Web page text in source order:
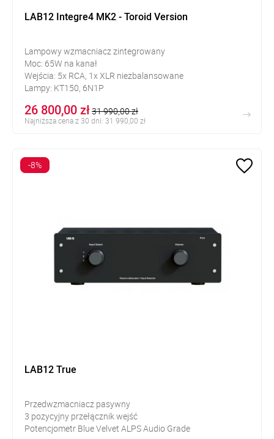
LAB12 Integre4 MK2 - Toroid Version
Lampowy wzmacniacz zintegrowany
Moc: 65W na kanał
Wejścia: 5x RCA, 1x XLR niezbalansowane
Lampy: KT150, 6N1P
26 800,00 zł31 990,00 zł
Najniższa cena z 30 dni: 31 990,00 zł
LAB12 True
Przedwzmacniacz pasywny
3 pozycyjny przełącznik wejść
Potencjometr Blue Velvet ALPS Audio Grade
-8%